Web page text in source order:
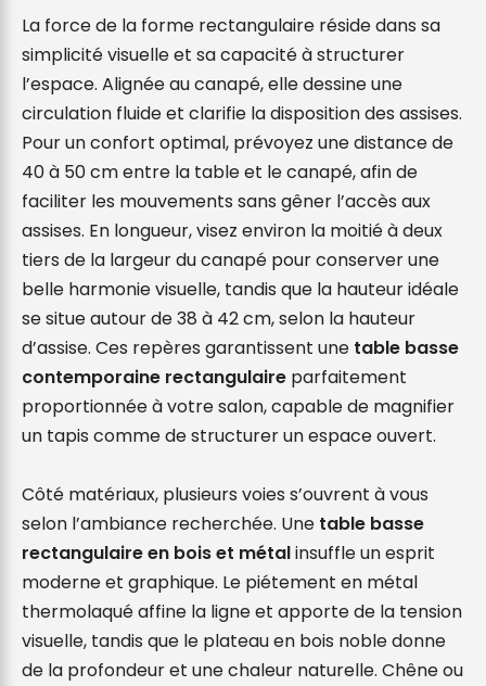
La force de la forme rectangulaire réside dans sa
simplicité visuelle et sa capacité à structurer
l’espace. Alignée au canapé, elle dessine une
circulation fluide et clarifie la disposition des assises.
Pour un confort optimal, prévoyez une distance de
40 à 50 cm entre la table et le canapé, afin de
faciliter les mouvements sans gêner l’accès aux
assises. En longueur, visez environ la moitié à deux
tiers de la largeur du canapé pour conserver une
belle harmonie visuelle, tandis que la hauteur idéale
se situe autour de 38 à 42 cm, selon la hauteur
d’assise. Ces repères garantissent une table basse
contemporaine rectangulaire parfaitement
proportionnée à votre salon, capable de magnifier
un tapis comme de structurer un espace ouvert.
Côté matériaux, plusieurs voies s’ouvrent à vous
selon l’ambiance recherchée. Une table basse
rectangulaire en bois et métal insuffle un esprit
moderne et graphique. Le piétement en métal
thermolaqué affine la ligne et apporte de la tension
visuelle, tandis que le plateau en bois noble donne
de la profondeur et une chaleur naturelle. Chêne ou